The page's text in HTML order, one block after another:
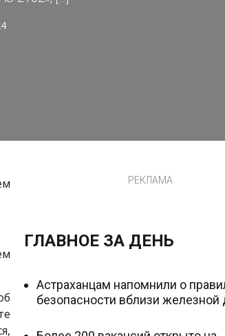
РЕКЛАМА
ГЛАВНОЕ ЗА ДЕНЬ
Астраханцам напомнили о
безопасности вблизи железной